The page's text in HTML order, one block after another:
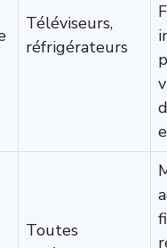
Téléviseurs,
réfrigérateurs
Toutes